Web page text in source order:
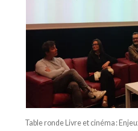
Table ronde Livre et cinéma :